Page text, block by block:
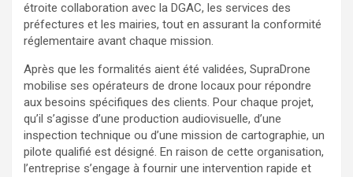
étroite collaboration avec la DGAC, les services des
préfectures et les mairies, tout en assurant la conformité
réglementaire avant chaque mission.
Après que les formalités aient été validées, SupraDrone
mobilise ses opérateurs de drone locaux pour répondre
aux besoins spécifiques des clients. Pour chaque projet,
qu’il s’agisse d’une production audiovisuelle, d’une
inspection technique ou d’une mission de cartographie, un
pilote qualifié est désigné. En raison de cette organisation,
l’entreprise s’engage à fournir une intervention rapide et